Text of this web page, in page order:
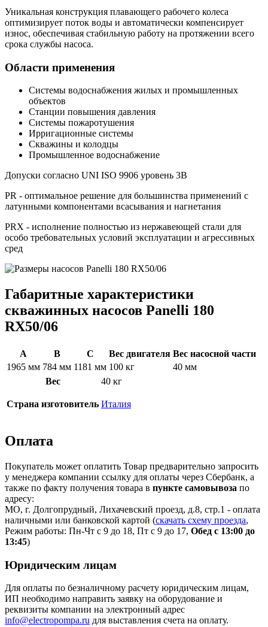
Уникальная конструкция плавающего рабочего колеса
оптимизирует поток воды и автоматически компенсирует
износ, обеспечивая стабильную работу на протяжении всего
срока службы насоса.
Области применения
Системы водоснабжения жилых и промышленных
объектов
Станции повышения давления
Системы пожаротушения
Ирригационные системы
Скважины и колодцы
Промышленное водоснабжение
Допуски согласно UNI ISO 9906 уровень 3B
PR - оптимальное решение для большинства применений с
латунными компонентами всасывания и нагнетания
PRX - исполнение полностью из нержавеющей стали для
особо требовательных условий эксплуатации и агрессивных
сред
Габаритные характеристики
скважинных насосов Panelli 180
RX50/06
A B C Вес двигателя Вес насосной части
1965 мм 784 мм 1181 мм 100 кг
40 мм
Вес
40 кг
Страна изготовитель Италия
Оплата
Покупатель может оплатить Товар предварительно запросить
у менеджера компании ссылку для оплаты через Сбербанк, а
также по факту получения товара в пункте самовывоза по
адресу:
МО, г. Долгопрудный, Лихачевский проезд, д.8, стр.1 - оплата
наличными или банковской картой (скачать схему проезда,
Режим работы: Пн-Чт с 9 до 18, Пт с 9 до 17, Обед с 13:00 до
13:45)
Юридическим лицам
Для оплаты по безналичному расчету юридическим лицам,
ИП необходимо направить заявку на оборудование и
реквизиты компании на электронный адрес
info@electropompa.ru для выставления счета на оплату.